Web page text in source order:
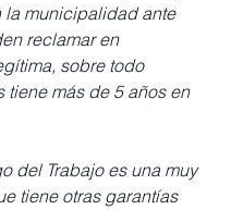
la municipalidad ante
reclamar en
sobre todo
tiene más de 5 años en
del Trabajo es una muy
tiene otras garantías